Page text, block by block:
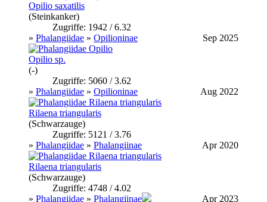
Opilio saxatilis
(Steinkanker)
Zugriffe: 1942 / 6.32
» Phalangiidae » Opilioninae Sep 2025
Opilio sp.
(-)
Zugriffe: 5060 / 3.62
» Phalangiidae » Opilioninae Aug 2022
Rilaena triangularis
(Schwarzauge)
Zugriffe: 5121 / 3.76
» Phalangiidae » Phalangiinae Apr 2020
Rilaena triangularis
(Schwarzauge)
Zugriffe: 4748 / 4.02
» Phalangiidae » Phalangiinae Apr 2023